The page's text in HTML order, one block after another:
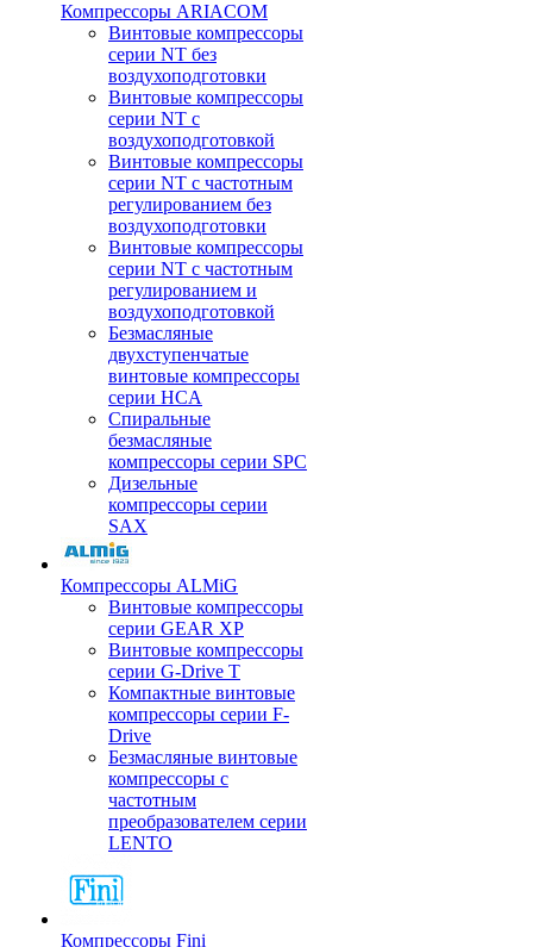
Компрессоры ARIACOM
Винтовые компрессоры
серии NT без
воздухоподготовки
Винтовые компрессоры
серии NT c
воздухоподготовкой
Винтовые компрессоры
серии NT с частотным
регулированием без
воздухоподготовки
Винтовые компрессоры
серии NT с частотным
регулированием и
воздухоподготовкой
Безмасляные
двухступенчатые
винтовые компрессоры
серии HCA
Спиральные
безмасляные
компрессоры серии SPC
Дизельные
компрессоры серии
SAX
Компрессоры ALMiG
Винтовые компрессоры
серии GEAR XP
Винтовые компрессоры
серии G-Drive T
Компактные винтовые
компрессоры серии F-
Drive
Безмасляные винтовые
компрессоры с
частотным
преобразователем серии
LENTO
Компрессоры Fini